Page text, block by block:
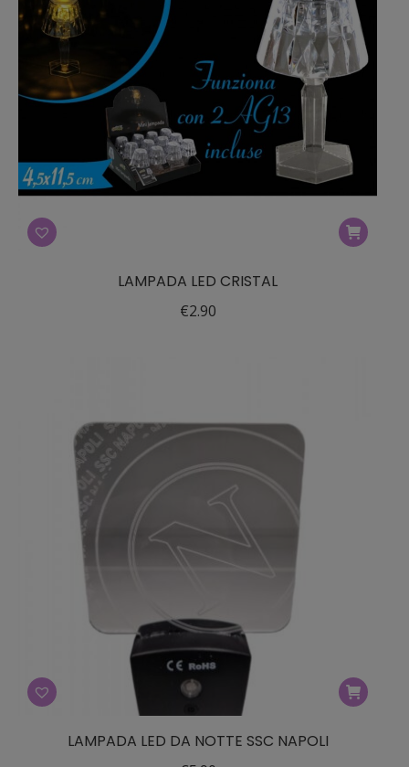
LAMPADA LED CRISTAL
€2.90
LAMPADA LED DA NOTTE SSC NAPOLI